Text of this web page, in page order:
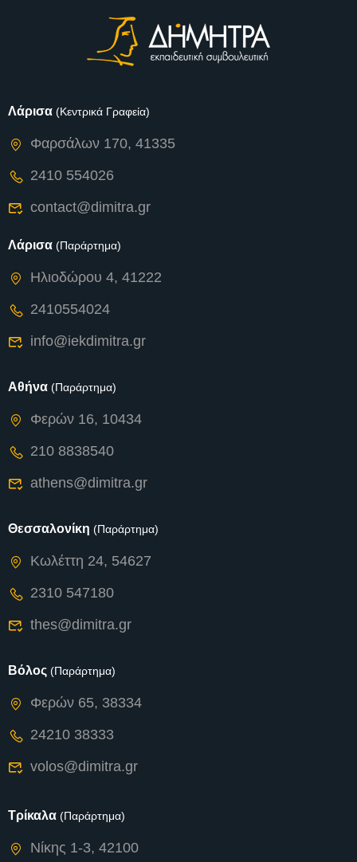
Λάρισα (Κεντρικά Γραφεία)
Φαρσάλων 170, 41335
2410 554026
contact@dimitra.gr
Λάρισα (Παράρτημα)
Ηλιοδώρου 4, 41222
2410554024
info@iekdimitra.gr
Αθήνα (Παράρτημα)
Φερών 16, 10434
210 8838540
athens@dimitra.gr
Θεσσαλονίκη (Παράρτημα)
Κωλέττη 24, 54627
2310 547180
thes@dimitra.gr
Βόλος (Παράρτημα)
Φερών 65, 38334
24210 38333
volos@dimitra.gr
Τρίκαλα (Παράρτημα)
Νίκης 1-3, 42100